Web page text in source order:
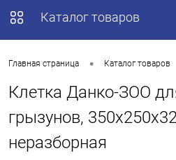
Каталог товаров
Главная страница • Каталог товаров
Клетка Данко-ЗОО
грызунов,
неразборная